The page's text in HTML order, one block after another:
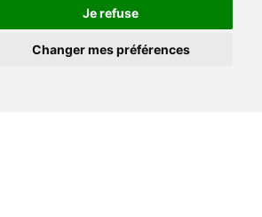
Je refuse
Changer mes préférences